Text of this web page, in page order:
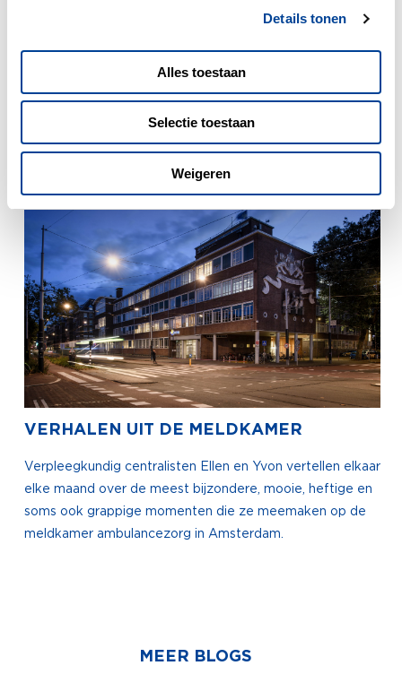
Details tonen
Alles toestaan
Selectie toestaan
Weigeren
Ik kijk naar mijn collega: “Wat de PIEP was dit?”
Pfff. Ik boek nog maar wat extra
inwerkdagen. Spoeduitgifte; een vak apart!
VERHALEN UIT DE MELDKAMER
Verpleegkundig centralisten Ellen en Yvon vertellen elkaar
elke maand over de meest bijzondere, mooie, heftige en
soms ook grappige momenten die ze meemaken op de
meldkamer ambulancezorg in Amsterdam.
MEER BLOGS